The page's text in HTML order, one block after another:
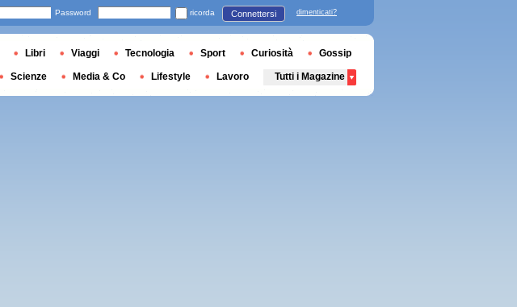
Password ricorda Connettersi dimenticati?
Libri Viaggi Tecnologia Sport Curiosità Gossip
Scienze Media & Co Lifestyle Lavoro Tutti i Magazine